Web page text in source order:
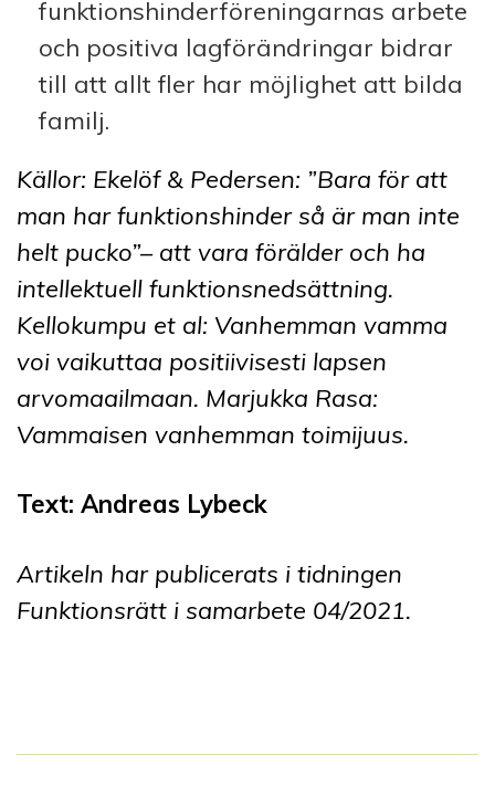
funktionshinderföreningarnas arbete
och positiva lagförändringar bidrar
till att allt fler har möjlighet att bilda
familj.
Källor: Ekelöf & Pedersen: ”Bara för att
man har funktionshinder så är man inte
helt pucko”– att vara förälder och ha
intellektuell funktionsnedsättning.
Kellokumpu et al: Vanhemman vamma
voi vaikuttaa positiivisesti lapsen
arvomaailmaan. Marjukka Rasa:
Vammaisen vanhemman toimijuus.
Text: Andreas Lybeck
Artikeln har publicerats i tidningen
Funktionsrätt i samarbete 04/2021.